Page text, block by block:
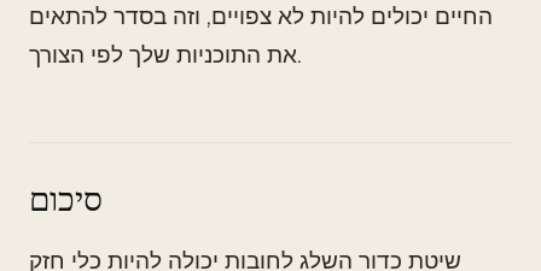
החיים יכולים להיות לא צפויים, וזה בסדר להתאים
את התוכניות שלך לפי הצורך.
סיכום
שיטת כדור השלג לחובות יכולה להיות כלי חזק